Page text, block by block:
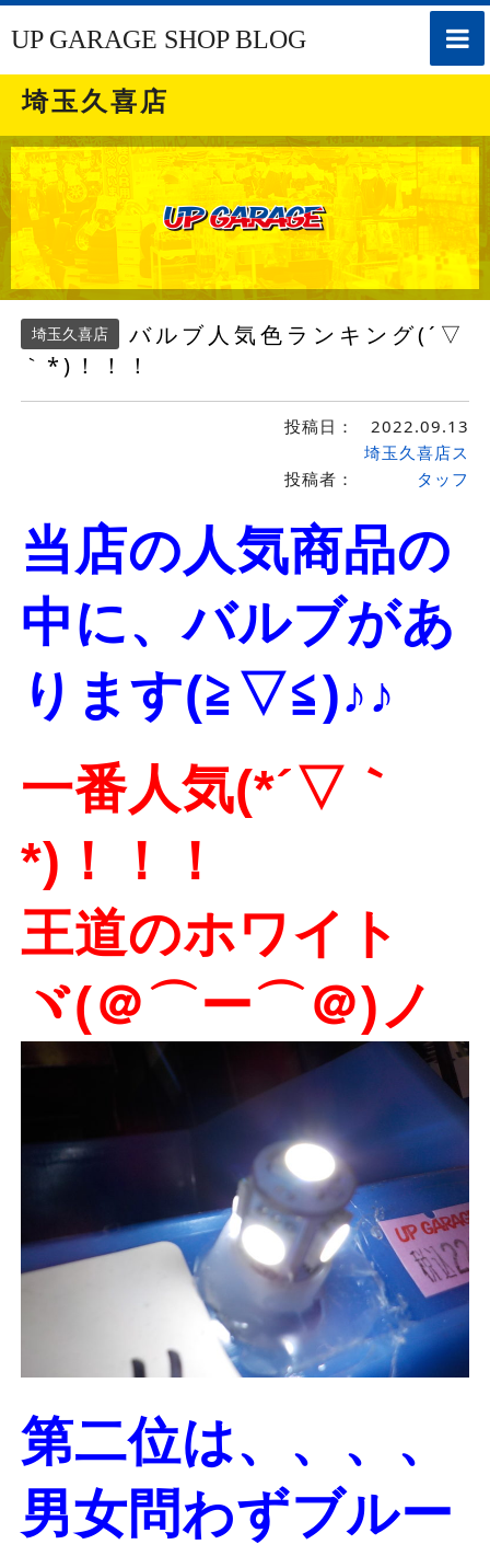
toggle
UP GARAGE SHOP BLOG
埼玉久喜店
埼玉久喜店
バルブ人気色ランキング(´▽
｀*)！！！
投稿日： 2022.09.13
投稿者：
埼玉久喜店ス
タッフ
当店の人気商品の
中に、バルブがあ
ります(≧▽≦)♪♪
一番人気(*´▽｀
*)！！！
王道のホワイト
ヾ(＠⌒ー⌒＠)ノ
第二位は、、、、
男女問わずブルー